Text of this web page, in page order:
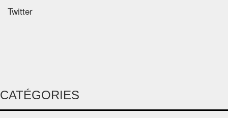
Twitter
CATÉGORIES